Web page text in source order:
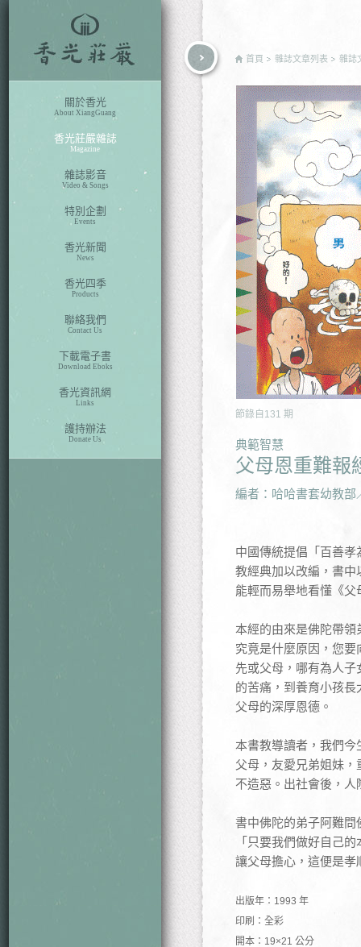
關於香光
About XiangGuang
香光莊嚴雜誌
Magazine
雜誌影音
Video & Songs
特別企劃
Events
香光新聞
News
香光四季
Products
聯絡我們
Contact Us
下載電子書
Download Eboks
香光資訊網
Links
護持辦法
Donate Us
首頁 雜誌文章列表 雜誌
節錄自 131 期
典範智慧
父母恩重難報
編者：哈哈書套幼教
中國傳統提倡「百善
教經典加以改編，書
能輕而易舉地看懂《父
本經的由來是佛陀帶
究竟是什麼原因，您
先或父母，哪有為人
的苦痛，到養育小孩
父母的深厚恩德。
本書教導讀者，我們
父母，友愛兄弟姐妹
不造惡。出社會後，
書中佛陀的弟子阿難
「只要我們做好自己
讓父母擔心，這便是
出版年：1993 年
印刷：全彩
開本：19×21 公分